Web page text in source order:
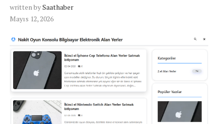
written bySaathaber
Mayıs 12, 2026